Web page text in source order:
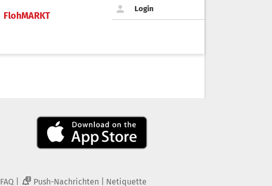
FlohMARKT
Login
FAQ 2 Push-Nachrichten Netiquette